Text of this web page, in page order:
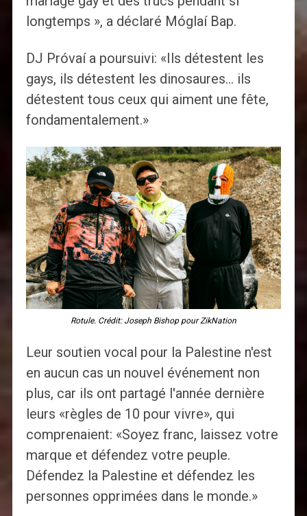
longtemps », a déclaré Móglaí Bap.
DJ Próvaí a poursuivi: «Ils détestent les
gays, ils détestent les dinosaures… ils
détestent tous ceux qui aiment une fête,
fondamentalement.»
Rotule. Crédit: Joseph Bishop pour ZikNation
Leur soutien vocal pour la Palestine n'est
en aucun cas un nouvel événement non
plus, car ils ont partagé l'année dernière
leurs «règles de 10 pour vivre», qui
comprenaient: «Soyez franc, laissez votre
marque et défendez votre peuple.
Défendez la Palestine et défendez les
personnes opprimées dans le monde.»